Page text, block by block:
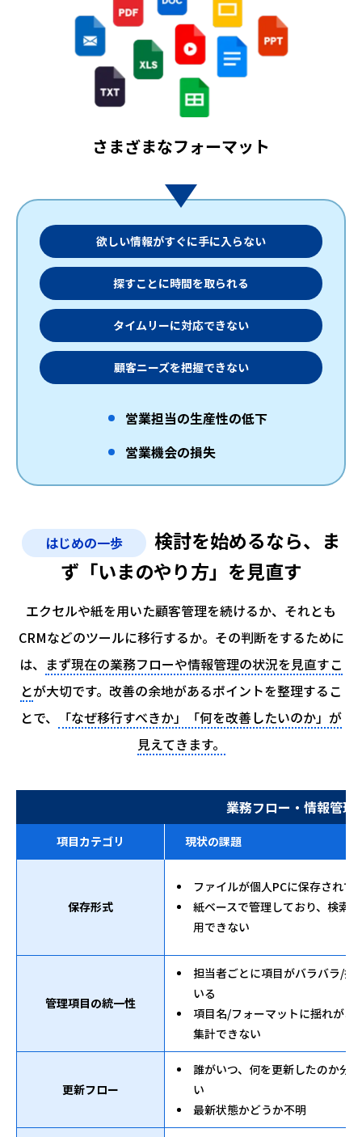
さまざまなフォーマット
欲しい情報がすぐに手に入らない
探すことに時間を取られる
タイムリーに対応できない
顧客ニーズを把握できない
営業担当の生産性の低下
営業機会の損失
はじめの一歩
検討を始めるなら、ま
ず「いまのやり方」を見直す
エクセルや紙を用いた顧客管理を続けるか、それとも
CRMなどのツールに移行するか。 その判断をするために
は、 まず現在の業務フローや情報管理の状況を見直すこ
とが大切です。 改善の余地があるポイントを整理するこ
とで、
「なぜ移行すべきか」「何を改善したいのか」が
見えてきます。
業務フロー・情報管理
項目カテゴリ 現状の課題
保存形式
ファイルが個人PCに保存されて
紙ベースで管理しており、検索/
用できない
管理項目の統一性
担当者ごとに項目がバラバラ/抜
いる
項目名/フォーマットに揺れがあ
集計できない
更新フロー
誰がいつ、何を更新したのか分
い
最新状態かどうか不明